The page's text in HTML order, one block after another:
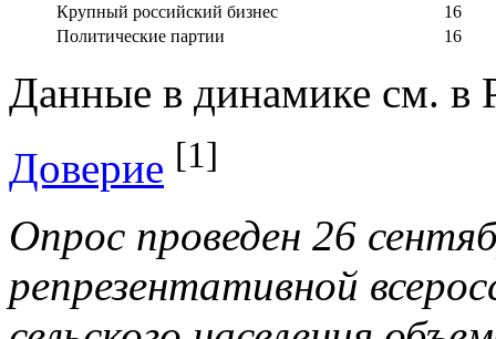
Крупный российский бизнес
16
Политические партии
16
Данные в динамике см. в
Доверие [1]
Опрос проведен 26
репрезентативной